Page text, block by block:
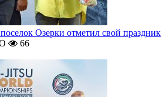
Озерки отметил свой праздник
66